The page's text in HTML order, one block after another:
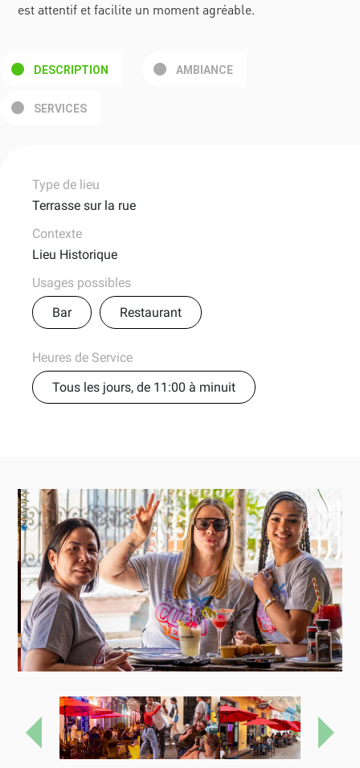
est attentif et facilite un moment agréable.
DESCRIPTION AMBIANCE
SERVICES
Type de lieu
Terrasse sur la rue
Contexte
Lieu Historique
Usages possibles
Bar
Restaurant
Heures de Service
Tous les jours, de 11:00 à minuit
Previous Next